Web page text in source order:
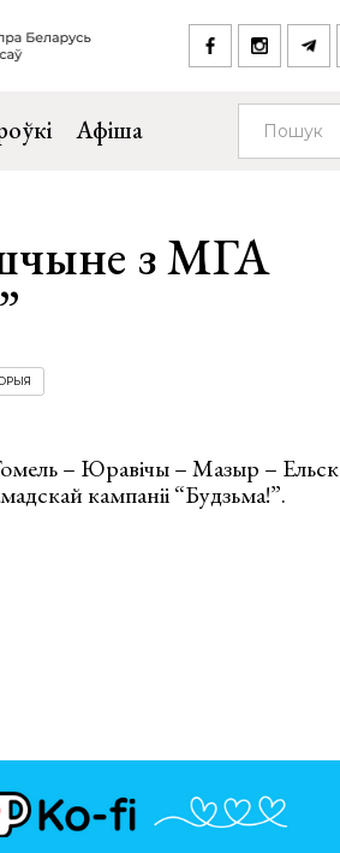
Афіша
з МГА
– Юравічы – Мазыр – Ельск
кампаніі “Будзьма!”.